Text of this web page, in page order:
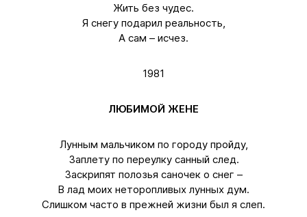
Жить без чудес.
Я снегу подарил реальность,
А сам – исчез.
1981
ЛЮБИМОЙ ЖЕНЕ
Лунным мальчиком по городу пройду,
Заплету по переулку санный след.
Заскрипят полозья саночек о снег –
В лад моих неторопливых лунных дум.
Слишком часто в прежней жизни был я слеп.